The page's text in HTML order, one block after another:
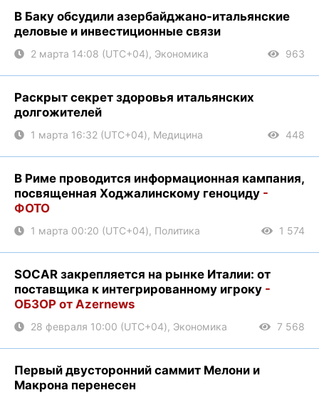
В Баку обсудили азербайджано-итальянские
деловые и инвестиционные связи
2 марта 14:08 (UTC+04), Экономика 963
Раскрыт секрет здоровья итальянских
долгожителей
1 марта 16:32 (UTC+04), Медицина 448
В Риме проводится информационная кампания,
посвященная Ходжалинскому геноциду -
ФОТО
1 марта 00:20 (UTC+04), Политика 1 574
SOCAR закрепляется на рынке Италии: от
поставщика к интегрированному игроку -
ОБЗОР от Azernews
28 февраля 10:00 (UTC+04), Экономика 7 568
Первый двусторонний саммит Мелони и
Макрона перенесен